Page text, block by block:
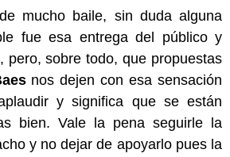
mucho baile, sin duda alguna
fue esa entrega del público y
pero, sobre todo, que propuestas
nos dejen con esa sensación
y significa que se están
bien. Vale la pena seguirle la
y no dejar de apoyarlo pues la